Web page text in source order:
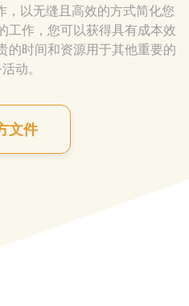
以无缝且高效的方式简化您
工作，您可以获得具有成本效
的时间和资源用于其他重要的
动。
文件